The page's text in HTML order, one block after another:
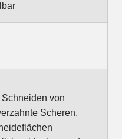
von
Scheren.